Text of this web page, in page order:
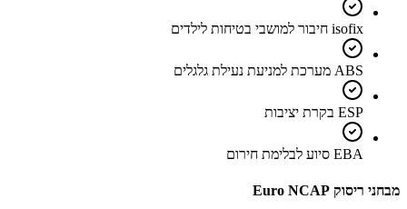
isofix חיבור למושבי בטיחות לילדים
ABS מערכת למניעת נעילת גלגלים
ESP בקרת יציבות
EBA סיוע לבלימת חירום
מבחני ריסוק Euro NCAP